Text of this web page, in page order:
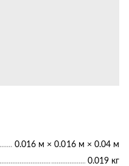
0.016 м × 0.016 м × 0.04 м
0.019 кг